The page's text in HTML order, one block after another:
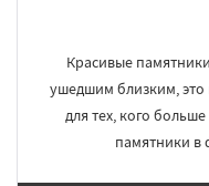
Красивые
ушедшим близким, это
для тех, кого
памятники в